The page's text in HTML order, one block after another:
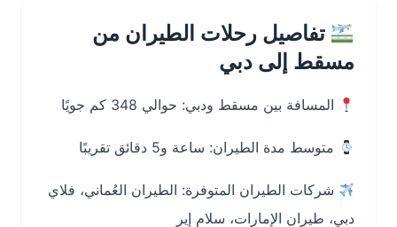
تفاصيل رحلات الطيران من
مسقط إلى دبي
المسافة بين مسقط ودبي: حوالي 348 كم جويًا
متوسط مدة الطيران: ساعة و5 دقائق تقريبًا
شركات الطيران المتوفرة: الطيران العُماني، فلاي
دبي، طيران الإمارات، سلام إير